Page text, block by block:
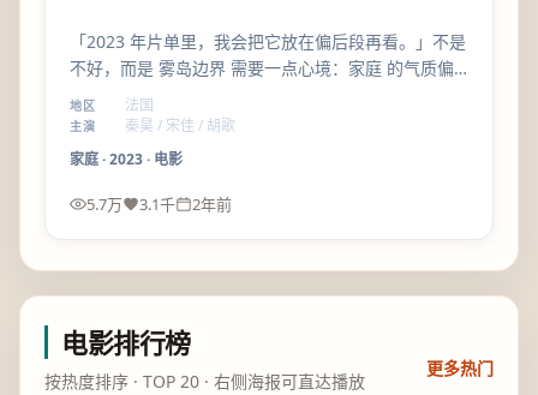
「2023 年片单里，我会把它放在偏后段再看。」不是
不好，而是 雾岛边界 需要一点心境：家庭 的气质偏
沉，看完会想安静坐一会儿。
地区 法国
主演
秦昊 / 宋佳 / 胡歌
家庭·2023· 电影
5.7万 3.1千 2年前
电影排行榜
按热度排序 · TOP 20 · 右侧海报可直达播放
更多热门